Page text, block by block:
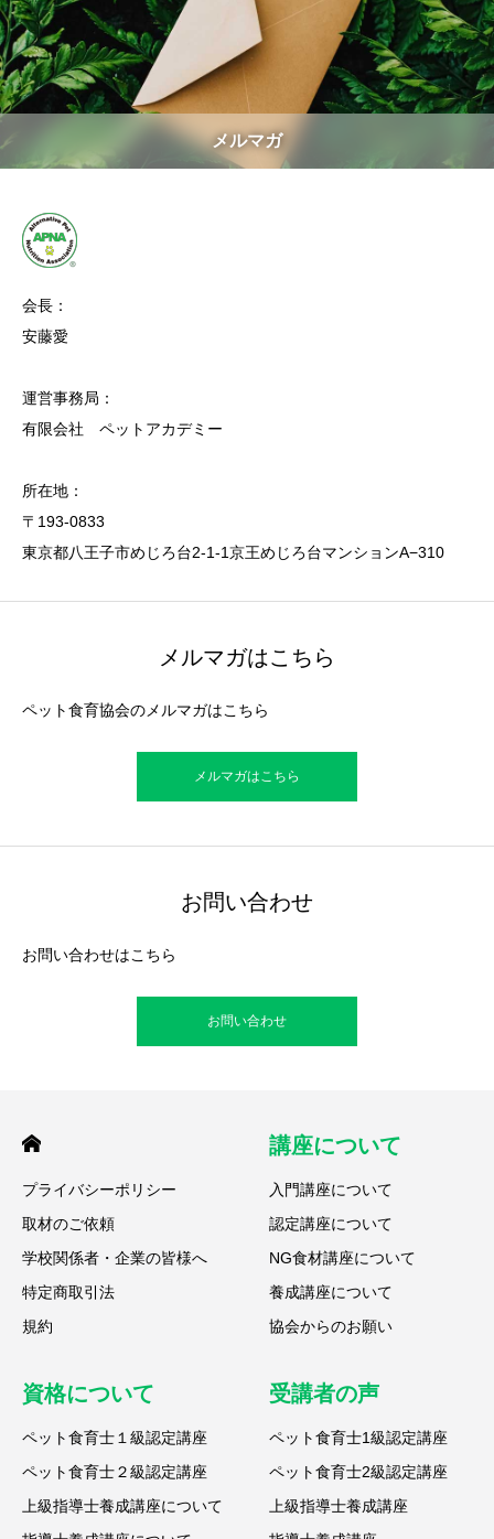
メルマガ
会長：
安藤愛
運営事務局：
有限会社 ペットアカデミー
所在地：
〒193-0833
東京都八王子市めじろ台2-1-1京王めじろ台マンションA−310
メルマガはこちら
ペット食育協会のメルマガはこちら
メルマガはこちら
お問い合わせ
お問い合わせはこちら
お問い合わせ
プライバシーポリシー
取材のご依頼
学校関係者・企業の皆様へ
特定商取引法
規約
講座について
入門講座について
認定講座について
NG食材講座について
養成講座について
協会からのお願い
資格について
ペット食育士１級認定講座
ペット食育士２級認定講座
上級指導士養成講座について
受講者の声
ペット食育士1級認定講座
ペット食育士2級認定講座
上級指導士養成講座